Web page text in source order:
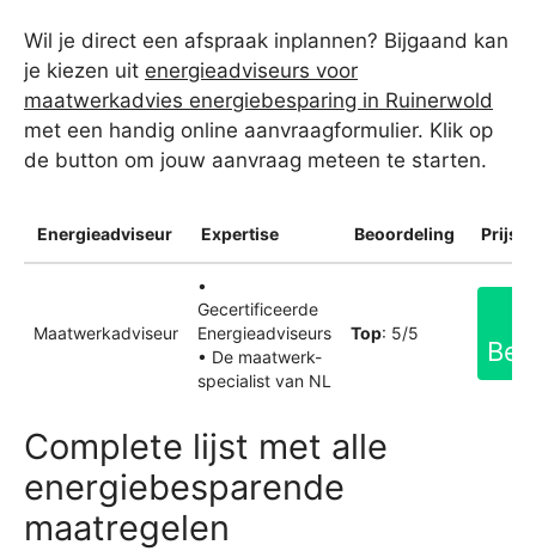
Wil je direct een afspraak inplannen? Bijgaand kan
je kiezen uit energieadviseurs voor
maatwerkadvies energiebesparing in Ruinerwold
met een handig online aanvraagformulier. Klik op
de button om jouw aanvraag meteen te starten.
Energieadviseur Expertise Beoordeling
Maatwerkadviseur
•
Gecertificeerde
Energieadviseurs
• De maatwerk-
specialist van NL
Top: 5/5
Complete lijst met alle
energiebesparende
maatregelen